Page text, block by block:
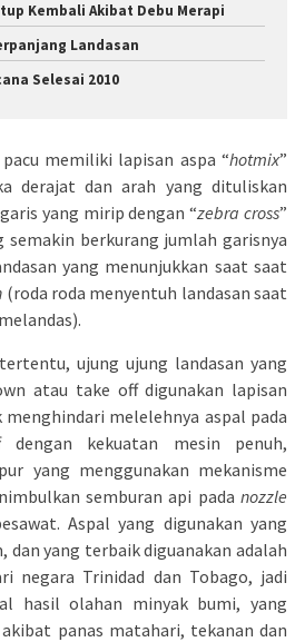
Kembali Akibat Debu Merapi
Landasan
Selesai 2010
memiliki lapisan aspa “hotmix”
derajat dan arah yang dituliskan
yang mirip dengan “zebra cross”
semakin berkurang jumlah garisnya
yang menunjukkan saat saat
(roda roda menyentuh landasan saat
ujung ujung landasan yang
atau take off digunakan lapisan
melelehnya aspal pada
kekuatan mesin penuh,
yang menggunakan mekanisme
semburan api pada nozzle
Aspal yang digunakan yang
dan yang terbaik diguanakan adalah
negara Trinidad dan Tobago, jadi
hasil olahan minyak bumi, yang
panas matahari, tekanan dan